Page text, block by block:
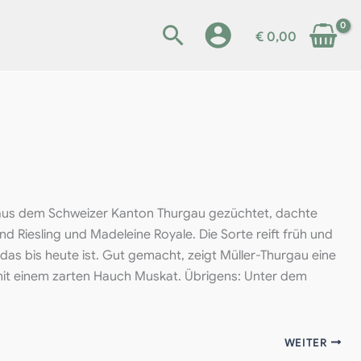
€0,00
dem Schweizer Kanton Thurgau gezüchtet, dachte
Riesling und Madeleine Royale. Die Sorte reift früh und
bis heute ist. Gut gemacht, zeigt Müller-Thurgau eine
einem zarten Hauch Muskat. Übrigens: Unter dem
WEITER